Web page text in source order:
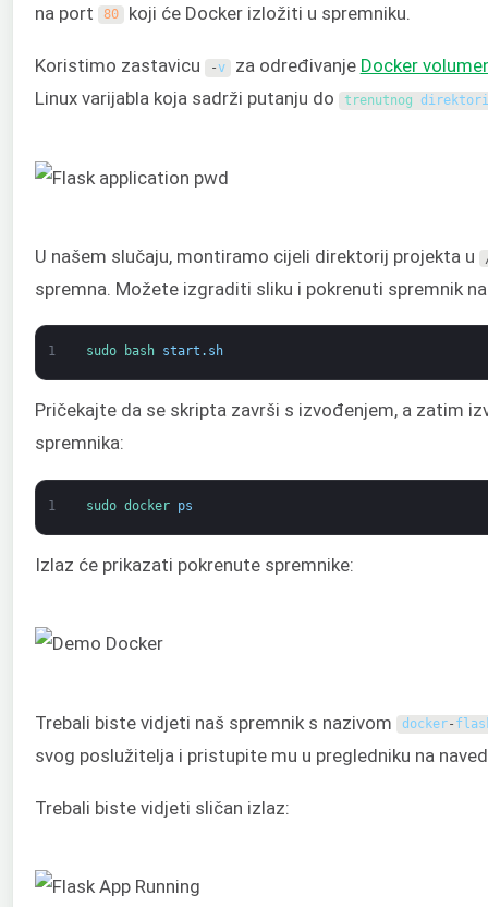
na port
80 koji će Docker izložiti u spremniku.
Koristimo zastavicu -v za određivanje Docker
Linux varijabla koja sadrži putanju do
trenutnog
U našem slučaju, montiramo cijeli direktorij projekta u
spremna. Možete izgraditi sliku i pokrenuti spremnik
1 sudo bash start . sh
Pričekajte da se skripta završi s izvođenjem, a zatim
spremnika:
1 sudo docker ps
Izlaz će prikazati pokrenute spremnike:
Trebali biste vidjeti naš spremnik s nazivom docker-
svog poslužitelja i pristupite mu u pregledniku na
Trebali biste vidjeti sličan izlaz: